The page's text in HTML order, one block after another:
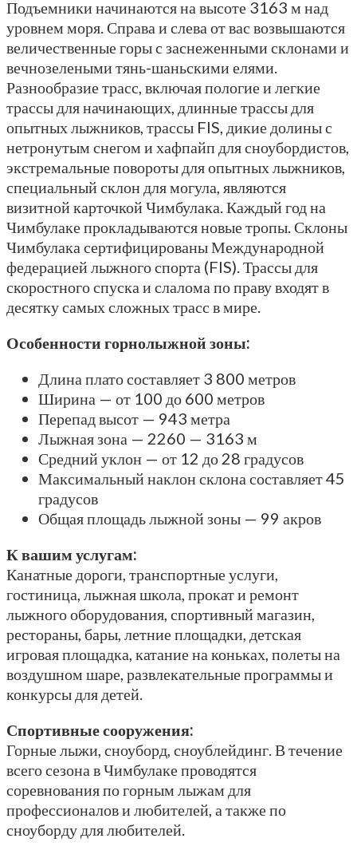
Подъемники начинаются на высоте 3163 м над
уровнем моря. Справа и слева от вас возвышаются
величественные горы с заснеженными склонами и
вечнозелеными тянь-шаньскими елями.
Разнообразие трасс, включая пологие и легкие
трассы для начинающих, длинные трассы для
опытных лыжников, трассы FIS, дикие долины с
нетронутым снегом и хафпайп для сноубордистов,
экстремальные повороты для опытных лыжников,
специальный склон для могула, являются
визитной карточкой Чимбулака. Каждый год на
Чимбулаке прокладываются новые тропы. Склоны
Чимбулака сертифицированы Международной
федерацией лыжного спорта (FIS). Трассы для
скоростного спуска и слалома по праву входят в
десятку самых сложных трасс в мире.
Особенности горнолыжной зоны:
Длина плато составляет 3 800 метров
Ширина — от 100 до 600 метров
Перепад высот — 943 метра
Лыжная зона — 2260 — 3163 м
Средний уклон — от 12 до 28 градусов
Максимальный наклон склона составляет 45
градусов
Общая площадь лыжной зоны — 99 акров
К вашим услугам:
Канатные дороги, транспортные услуги,
гостиница, лыжная школа, прокат и ремонт
лыжного оборудования, спортивный магазин,
рестораны, бары, летние площадки, детская
игровая площадка, катание на коньках, полеты на
воздушном шаре, развлекательные программы и
конкурсы для детей.
Спортивные сооружения:
Горные лыжи, сноуборд, сноублейдинг. В течение
всего сезона в Чимбулаке проводятся
соревнования по горным лыжам для
профессионалов и любителей, а также по
сноуборду для любителей.